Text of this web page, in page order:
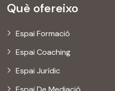
Què ofereixo
Espai Formació
Espai Coaching
Espai Jurídic